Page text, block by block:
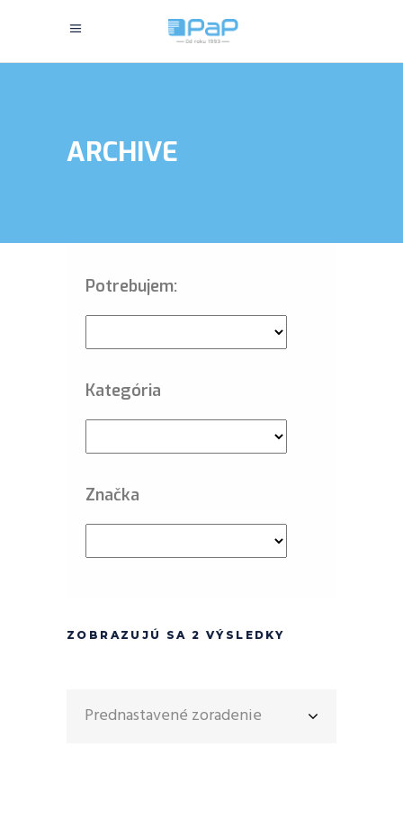
ARCHIVE
Potrebujem:
Kategória
Značka
ZOBRAZUJÚ SA 2 VÝSLEDKY
Prednastavené zoradenie